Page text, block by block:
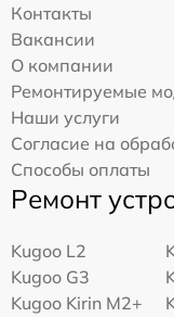
Контакты
Вакансии
О компании
Ремонтируемые
Наши услуги
Согласие на
Способы оплаты
Ремонт
Kugoo L2
Kugoo G3
Kugoo Kirin M2+